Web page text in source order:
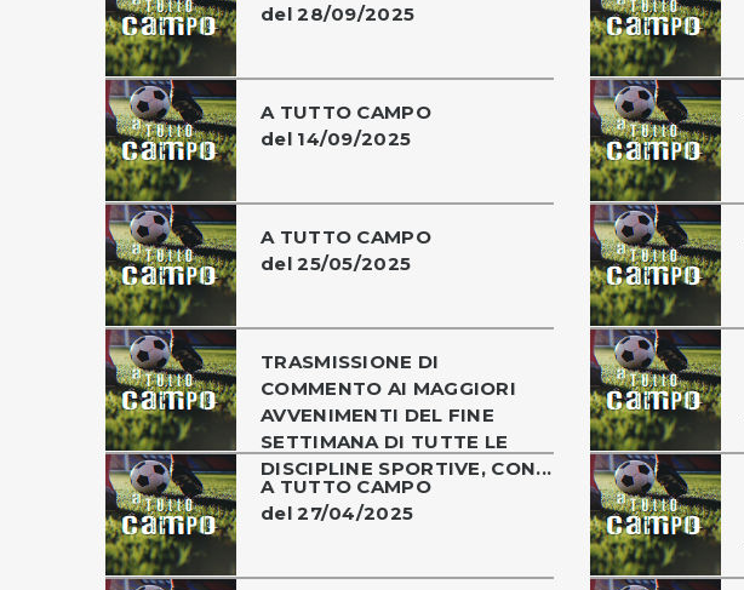
del 28/09/2025
A TUTTO CAMPO
del 14/09/2025
A TUTTO CAMPO
del 25/05/2025
TRASMISSIONE DI
COMMENTO AI MAGGIORI
AVVENIMENTI DEL FINE
SETTIMANA DI TUTTE LE
DISCIPLINE SPORTIVE, CON...
A TUTTO CAMPO
del 27/04/2025